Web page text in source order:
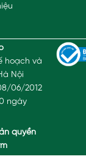
hoạch và
Nội
06/2012
ngày
quyền